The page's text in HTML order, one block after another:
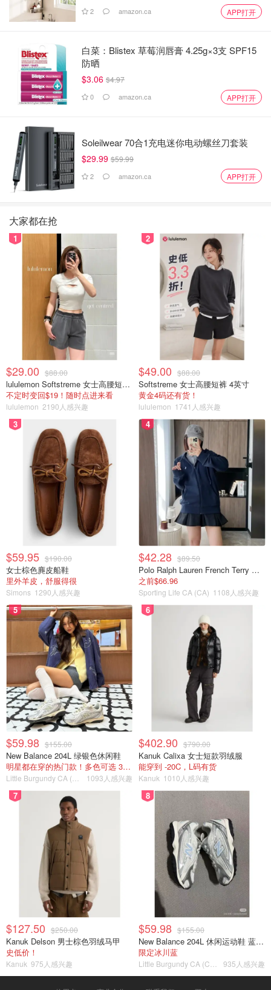
2 amazon.ca APP打开
白菜：Blistex 草莓润唇膏 4.25g×3支 SPF15
防晒
$3.06 $4.97
0 amazon.ca APP打开
Soleilwear 70合1充电迷你电动螺丝刀套装
$29.99 $59.99
2 amazon.ca APP打开
大家都在抢
1
$29.00 $88.00
lululemon Softstreme 女士高腰短裤 10cm
不定时变回$19！随时点进来看
lululemon 2190人感兴趣
2
$49.00 $88.00
Softstreme 女士高腰短裤 4英寸
黄金4码还有货！
lululemon 1741人感兴趣
3
$59.95 $190.00
女士棕色麂皮船鞋
里外羊皮，舒服得很
Simons 1290人感兴趣
4
$42.28 $89.50
Polo Ralph Lauren French Terry 女童连帽卫衣 7-16码
之前$66.96
Sporting Life CA (CA) 1108人感兴趣
5
$59.98 $155.00
New Balance 204L 绿银色休闲鞋
明星都在穿的热门款！多色可选 3.8折
1093人感兴趣
6
$402.90 $790.00
Kanuk Calixa 女士短款羽绒服
能穿到 -20C，L码有货
Kanuk 1010人感兴趣
7
$127.50 $250.00
Kanuk Delson 男士棕色羽绒马甲
史低价！
Kanuk 975人感兴趣
8
$59.98 $155.00
New Balance 204L 休闲运动鞋 蓝银色
限定冰川蓝
935人感兴趣